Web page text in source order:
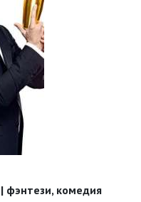
фэнтези, комедия